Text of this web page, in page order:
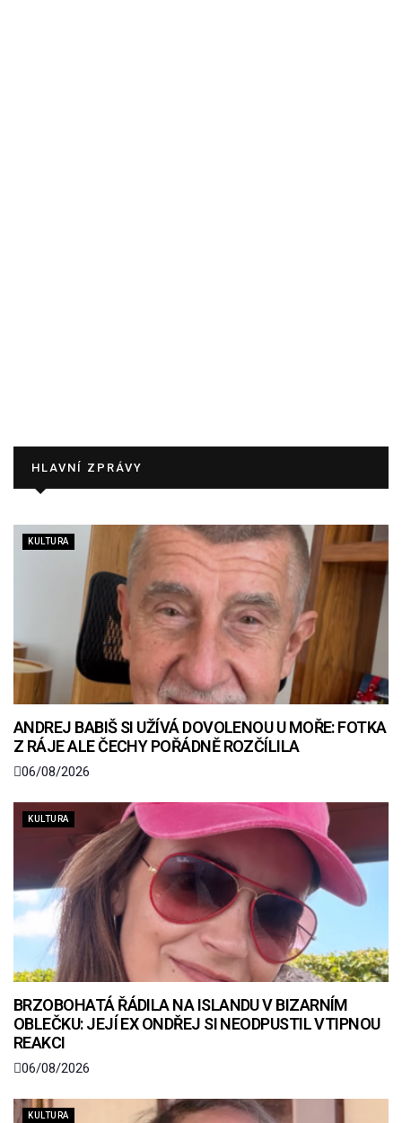
HLAVNÍ ZPRÁVY
KULTURA
ANDREJ BABIŠ SI UŽÍVÁ DOVOLENOU U MOŘE: FOTKA
Z RÁJE ALE ČECHY POŘÁDNĚ ROZČÍLILA
06/08/2026
KULTURA
BRZOBOHATÁ ŘÁDILA NA ISLANDU V BIZARNÍM
OBLEČKU: JEJÍ EX ONDŘEJ SI NEODPUSTIL VTIPNOU
REAKCI
06/08/2026
KULTURA